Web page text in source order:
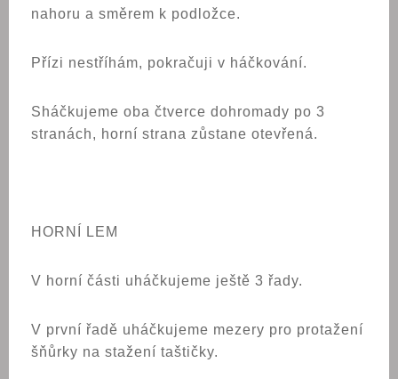
nahoru a směrem k podložce.
Přízi nestříhám, pokračuji v háčkování.
Sháčkujeme oba čtverce dohromady po 3
stranách, horní strana zůstane otevřená.
HORNÍ LEM
V horní části uháčkujeme ještě 3 řady.
V první řadě uháčkujeme mezery pro protažení
šňůrky na stažení taštičky.